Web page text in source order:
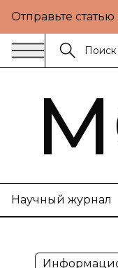
Отправьте
Научный журнал